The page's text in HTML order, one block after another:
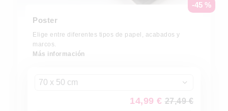
-45 %
Poster
Elige entre diferentes tipos de papel, acabados y
marcos.
Más información
70 x 50 cm
14,99 € 27,49 €